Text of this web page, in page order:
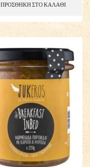
ΠΡΟΣΘΗΚΗ ΣΤΟ ΚΑΛΑΘΙ